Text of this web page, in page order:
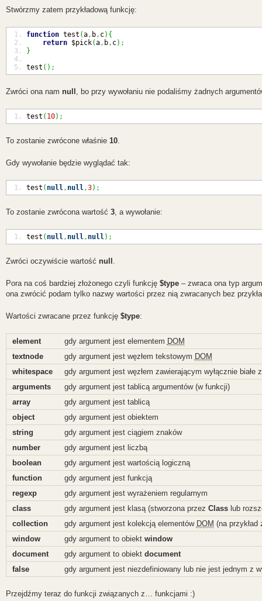
Stwórzmy zatem przykładową funkcję:
function test (a, b, c) {
return $pick(a, b, c) ;
}
test ( ) ;
Zwróci ona nam null , bo przy wywołaniu nie podaliśmy żadnych
test ( 10) ;
To zostanie zwrócone właśnie 10.
Gdy wywołanie będzie wyglądać tak:
test ( null, null,3) ;
To zostanie zwrócona wartość 3, a wywołanie:
test ( null, null, null) ;
Zwróci oczywiście wartość null
Pora na coś bardziej złożonego czyli funkcję $type– zwraca ona typ
ona zwrócić podam tylko nazwy wartości przez nią zwracanych bez
Wartości zwracane przez funkcję $type:
element gdy argument jest elementem DOM
textnode
gdy argument jest węzłem tekstowym DOM
whitespace
gdy argument jest węzłem zawierającym wyłącznie białe
arguments
gdy argument jest tablicą argumentów (w funkcji)
array
gdy argument jest tablicą
object
gdy argument jest obiektem
string
gdy argument jest ciągiem znaków
number
gdy argument jest liczbą
boolean
gdy argument jest wartością logiczną
function
gdy argument jest funkcją
regexp
gdy argument jest wyrażeniem regularnym
class
gdy argument jest klasą (stworzona przez Classlub
collection
gdy argument jest kolekcją elementów DOM (na
window
gdy argument to obiekt window
document
gdy argument to obiekt document
false
gdy argument jest niezdefiniowany lub nie jest jednym z
Przejdźmy teraz do funkcji związanych z… funkcjami :)